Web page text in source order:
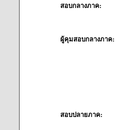
สอบกลางภาค:
ผู้คุมสอบกลางภาค:
สอบปลายภาค: